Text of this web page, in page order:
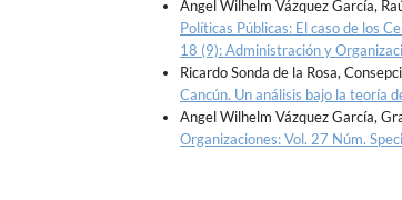
Ángel Wilhelm Vázquez García,
Políticas Públicas: El caso de los
18 (9): Administración y
Ricardo Sonda de la Rosa,
Cancún. Un análisis bajo la teoría
Angel Wilhelm Vázquez García,
Organizaciones: Vol. 27 Núm.